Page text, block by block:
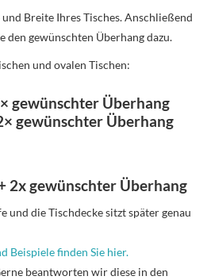
Breite Ihres Tisches. Anschließend
den gewünschten Überhang dazu.
und ovalen Tischen:
gewünschter Überhang
gewünschter Überhang
2x gewünschter Überhang
und die Tischdecke sitzt später genau
Beispiele finden Sie hier.
beantworten wir diese in den